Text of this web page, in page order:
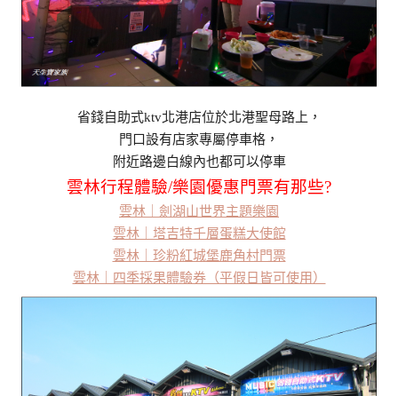
省錢自助式ktv北港店位於北港聖母路上，
門口設有店家專屬停車格，
附近路邊白線內也都可以停車
雲林行程體驗/樂園優惠門票有那些?
雲林｜劍湖山世界主題樂園
雲林｜塔吉特千層蛋糕大使館
雲林｜珍粉紅城堡鹿角村門票
雲林｜四季採果體驗券（平假日皆可使用）